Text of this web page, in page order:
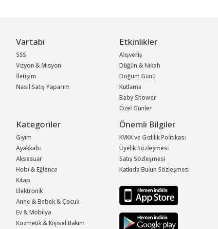
Vartabi
SSS
Vizyon & Misyon
İletişim
Nasıl Satış Yaparım
Etkinlikler
Alışveriş
Düğün & Nikah
Doğum Günü
Kutlama
Baby Shower
Özel Günler
Kategoriler
Giyim
Ayakkabı
Aksesuar
Hobi & Eğlence
Kitap
Elektronik
Anne & Bebek & Çocuk
Ev & Mobilya
Kozmetik & Kişisel Bakım
Önemli Bilgiler
KVKK ve Gizlilik Politikası
Üyelik Sözleşmesi
Satış Sözleşmesi
Katkıda Bulun Sözleşmesi